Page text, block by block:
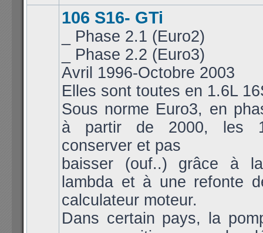
106 S16- GTi
_ Phase 2.1 (Euro2)
_ Phase 2.2 (Euro3)
Avril 1996-Octobre 2003
Elles sont toutes en 1.6L
Sous norme Euro3, en
à partir de 2000, les
conserver et pas
baisser (ouf..) grâce à
lambda et à une refonte
calculateur moteur.
Dans certain pays, la